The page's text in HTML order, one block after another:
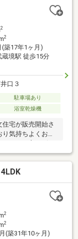
2
2
(築17年1ヶ月)
蔵境駅 徒歩15分
口３
駐車場あり
浴室乾燥機
宅が販売開始さ
気持ちよくお住
中央線「武蔵境」
広々とした空間・
◎・他とは違う
備・リビング上部
2
2
(築31年10ヶ月)